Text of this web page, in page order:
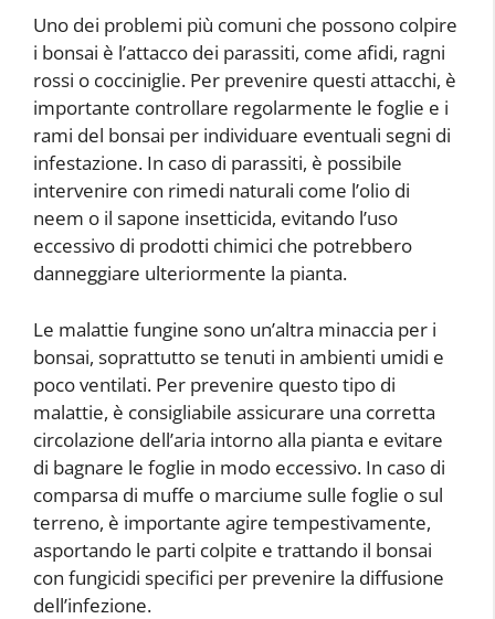
Uno dei problemi più comuni che possono colpire
i bonsai è l’attacco dei parassiti, come afidi, ragni
rossi o cocciniglie. Per prevenire questi attacchi, è
importante controllare regolarmente le foglie e i
rami del bonsai per individuare eventuali segni di
infestazione. In caso di parassiti, è possibile
intervenire con rimedi naturali come l’olio di
neem o il sapone insetticida, evitando l’uso
eccessivo di prodotti chimici che potrebbero
danneggiare ulteriormente la pianta.
Le malattie fungine sono un’altra minaccia per i
bonsai, soprattutto se tenuti in ambienti umidi e
poco ventilati. Per prevenire questo tipo di
malattie, è consigliabile assicurare una corretta
circolazione dell’aria intorno alla pianta e evitare
di bagnare le foglie in modo eccessivo. In caso di
comparsa di muffe o marciume sulle foglie o sul
terreno, è importante agire tempestivamente,
asportando le parti colpite e trattando il bonsai
con fungicidi specifici per prevenire la diffusione
dell’infezione.